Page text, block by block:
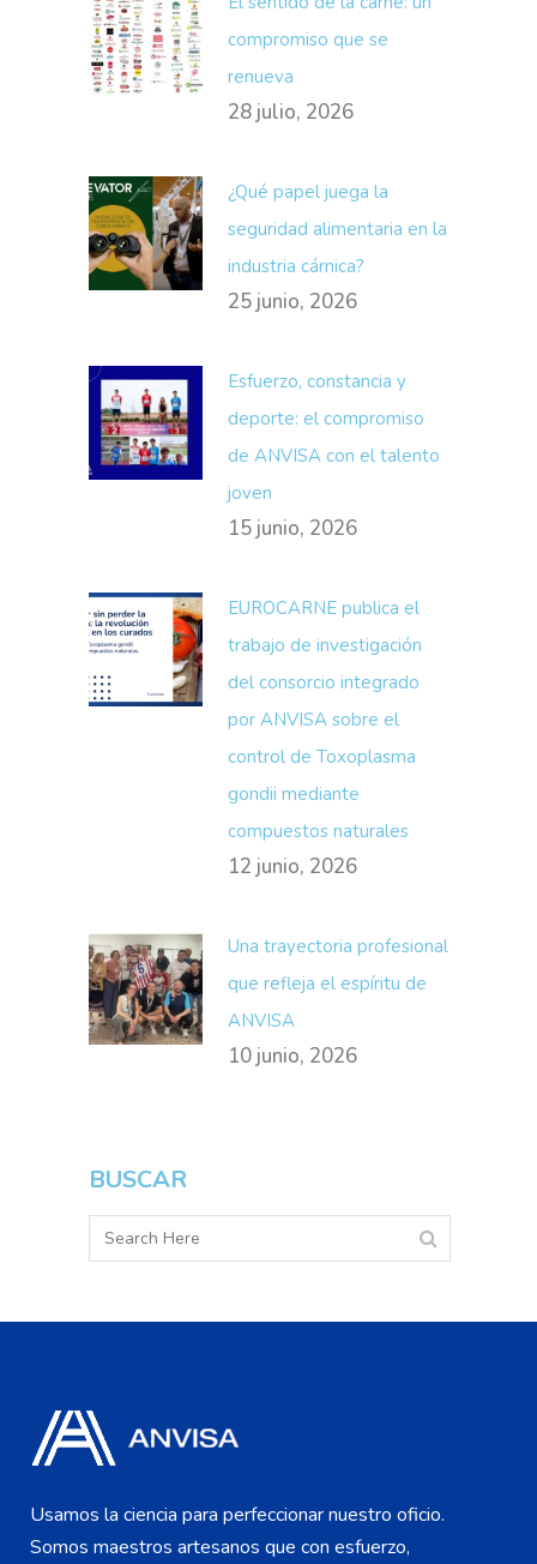
compromiso que se
renueva
28 julio, 2026
¿Qué papel juega la
seguridad alimentaria en la
industria cárnica?
25 junio, 2026
Esfuerzo, constancia y
deporte: el compromiso
de ANVISA con el talento
joven
15 junio, 2026
EUROCARNE publica el
trabajo de investigación
del consorcio integrado
por ANVISA sobre el
control de Toxoplasma
gondii mediante
compuestos naturales
12 junio, 2026
Una trayectoria profesional
que refleja el espíritu de
ANVISA
10 junio, 2026
BUSCAR
Usamos la ciencia para perfeccionar nuestro oficio.
Somos maestros artesanos que con esfuerzo,